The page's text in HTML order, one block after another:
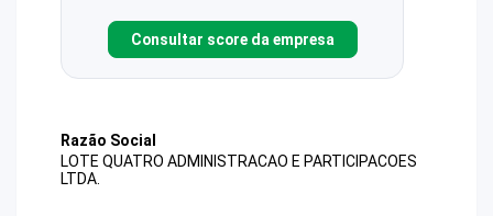
Consultar score da empresa
Razão Social
LOTE QUATRO ADMINISTRACAO E PARTICIPACOES
LTDA.